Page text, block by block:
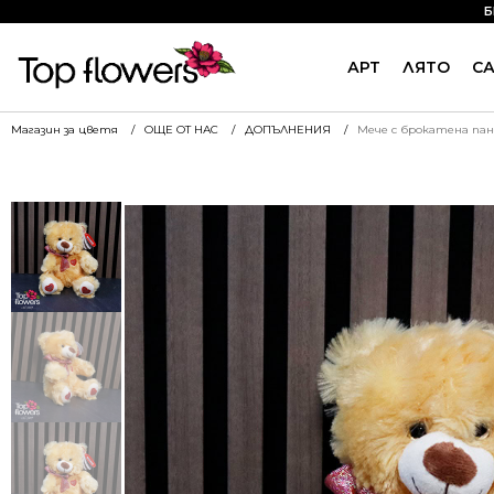
АРТ ЛЯТО
Магазин за цветя ОЩЕ ОТ НАС ДОПЪЛНЕНИЯ Мече с брокатена